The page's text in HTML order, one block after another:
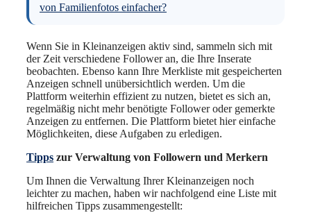
von Familienfotos einfacher?
Wenn Sie in Kleinanzeigen aktiv sind, sammeln sich mit
der Zeit verschiedene Follower an, die Ihre Inserate
beobachten. Ebenso kann Ihre Merkliste mit gespeicherten
Anzeigen schnell unübersichtlich werden. Um die
Plattform weiterhin effizient zu nutzen, bietet es sich an,
regelmäßig nicht mehr benötigte Follower oder gemerkte
Anzeigen zu entfernen. Die Plattform bietet hier einfache
Möglichkeiten, diese Aufgaben zu erledigen.
Tipps zur Verwaltung von Followern und Merkern
Um Ihnen die Verwaltung Ihrer Kleinanzeigen noch
leichter zu machen, haben wir nachfolgend eine Liste mit
hilfreichen Tipps zusammengestellt: